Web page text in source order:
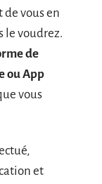
vous en
le voudrez.
de
ou App
vous
et